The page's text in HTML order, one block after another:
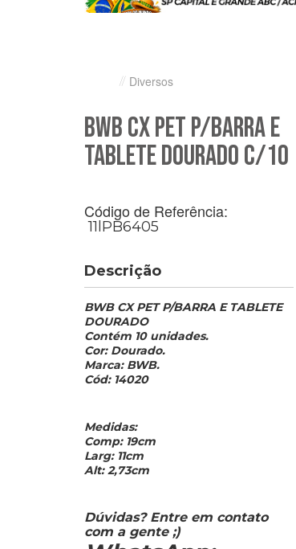
Diversos
BWB CX PET P/BARRA E
TABLETE DOURADO C/10
Código de Referência:
11lPB6405
Descrição
BWB CX PET P/BARRA E TABLETE
DOURADO
Contém 10 unidades.
Cor: Dourado.
Marca: BWB.
Cód: 14020
Medidas:
Comp: 19cm
Larg: 11cm
Alt: 2,73cm
Dúvidas? Entre em contato
com a gente ;)